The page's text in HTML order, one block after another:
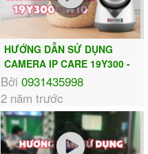
HƯỚNG DẪN SỬ DỤNG
CAMERA IP CARE 19Y300 -
W10
Bởi 0931435998
2 năm trước